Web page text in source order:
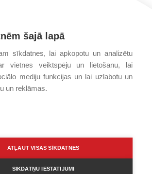
šajā lapā
sīkdatnes, lai apkopotu un analizētu
vietnes veiktspēju un lietošanu, lai
mediju funkcijas un lai uzlabotu un
un reklāmas.
ATĻAUT VISAS SĪKDATNES
SĪKDATŅU IESTATĪJUMI